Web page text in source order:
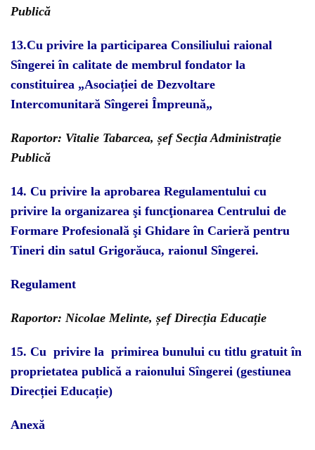
Publică
13.Cu privire la participarea Consiliului raional
Sîngerei în calitate de membrul fondator la
constituirea „Asociației de Dezvoltare
Intercomunitară Sîngerei Împreună„
Raportor: Vitalie Tabarcea, șef Secția Administrație
Publică
14. Cu privire la aprobarea Regulamentului cu
privire la organizarea şi funcţionarea Centrului de
Formare Profesională şi Ghidare în Carieră pentru
Tineri din satul Grigorăuca, raionul Sîngerei.
Regulament
Raportor: Nicolae Melinte, șef Direcția Educație
15. Cu privire la primirea bunului cu titlu gratuit în
proprietatea publică a raionului Sîngerei (gestiunea
Direcției Educație)
Anexă